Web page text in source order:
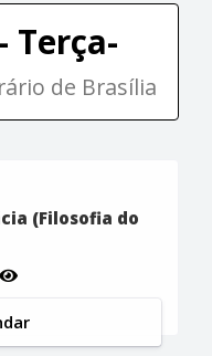
Terça-
de Brasília
(Filosofia do